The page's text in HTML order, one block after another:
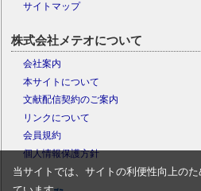
サイトマップ
株式会社メテオについて
会社案内
本サイトについて
文献配信契約のご案内
リンクについて
会員規約
個人情報保護方針
当サイトでは、サイトの利便性向上の